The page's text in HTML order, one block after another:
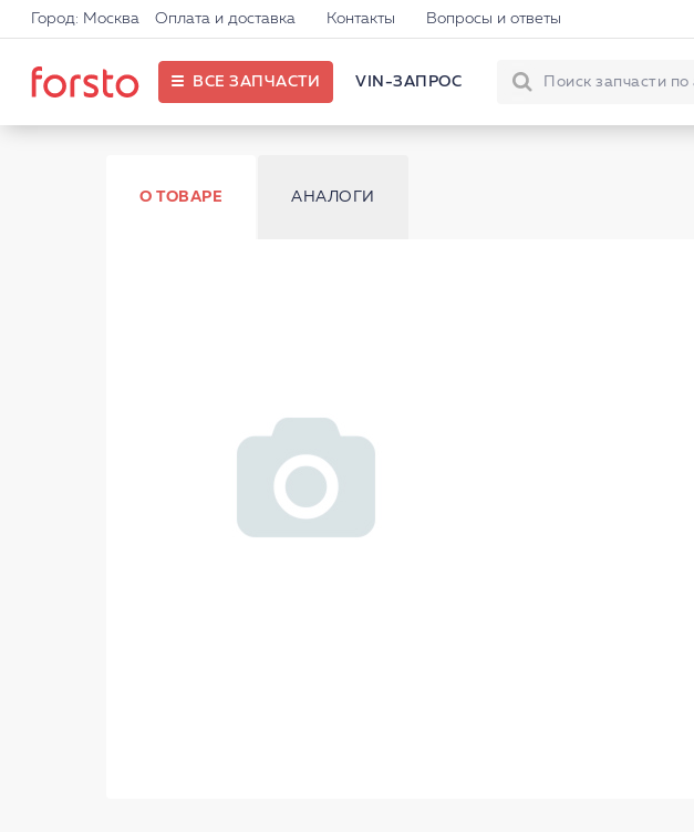
Город: Москва Оплата и доставка Контакты Вопросы и ответы
ВСЕ ЗАПЧАСТИ VIN-ЗАПРОС
О ТОВАРЕ АНАЛОГИ